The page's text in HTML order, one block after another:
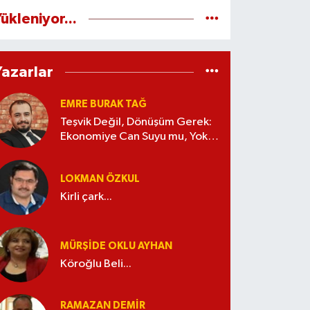
EMRE BURAK TAĞ
Teşvik Değil, Dönüşüm Gerek:
Ekonomiye Can Suyu mu, Yoksa
LOKMAN ÖZKUL
Kirli çark...
MÜRŞIDE OKLU AYHAN
Köroğlu Beli...
RAMAZAN DEMİR